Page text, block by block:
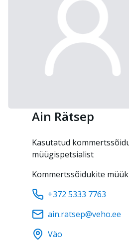
Ain Rätsep
Kasutatud kommertssõidukite ostu- ja
müügispetsialist
Kommertssõidukite müük
+372 5333 7763
ain.ratsep@veho.ee
Väo